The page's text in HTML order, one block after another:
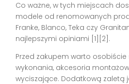
Co ważne, w tych miejscach
modele od renomowanych
Franke, Blanco, Teka czy
najlepszymi opiniami [1][2].
Przed zakupem warto
wykonania, akcesoria
wyciszające. Dodatkową zaletą